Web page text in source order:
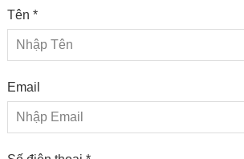
Tên *
Email